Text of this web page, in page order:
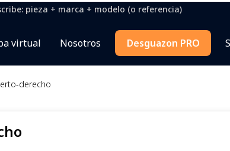
pieza + marca + modelo (o referencia)
virtual Nosotros Desguazon PRO
derecho